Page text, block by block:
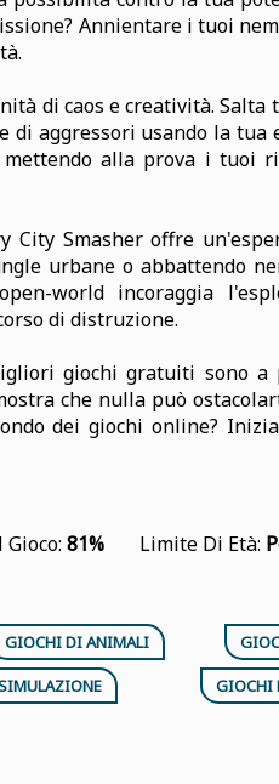
Annientare i tuoi
di caos e creatività. Salta
di aggressori usando la tua
alla prova i tuoi
Smasher offre
urbane o abbattendo
world incoraggia
di distruzione.
giochi gratuiti sono a
che nulla può
dei giochi online?
81% Limite Di Età:
GIOCHI DI ANIMALI
GIOCHI